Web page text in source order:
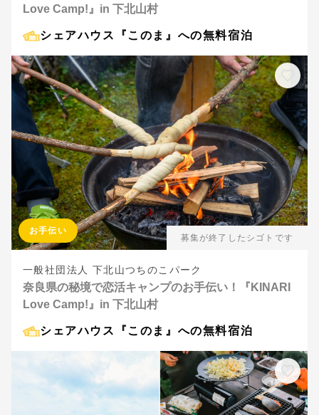
Love Camp!』in 下北山村
シェアハウス『このま』への無料宿泊
お手伝い
募集が終了したシゴトです
一般社団法人 下北山つちのこパーク
奈良県の秘境で恋活キャンプのお手伝い！『KINARI
Love Camp!』in 下北山村
シェアハウス『このま』への無料宿泊